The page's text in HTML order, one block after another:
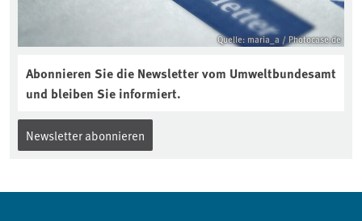
Quelle: maria_a / Photocase.de
Abonnieren Sie die Newsletter vom Umweltbundesamt
und bleiben Sie informiert.
Newsletter abonnieren